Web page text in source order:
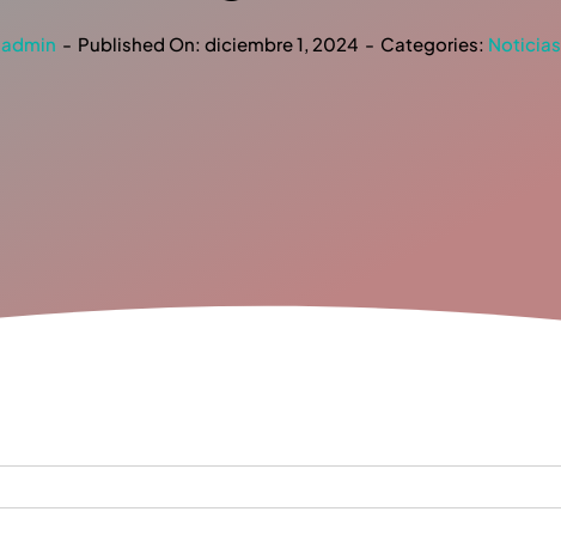
admin - Published On: diciembre 1, 2024 - Categories: Noticias